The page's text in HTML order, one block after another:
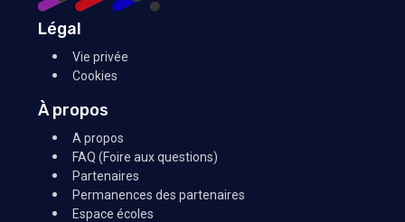
Légal
Vie privée
Cookies
À propos
A propos
FAQ (Foire aux questions)
Partenaires
Permanences des partenaires
Espace écoles